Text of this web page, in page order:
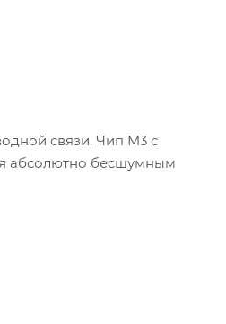
связи. Чип M3 с
абсолютно бесшумным